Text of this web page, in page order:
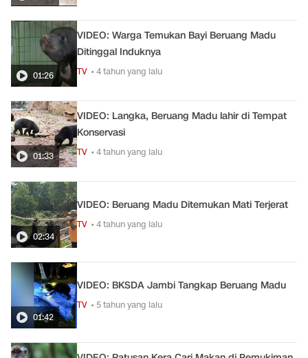
01:26
VIDEO: Warga Temukan Bayi Beruang Madu
Ditinggal Induknya
TV • 4 tahun yang lalu
01:33
VIDEO: Langka, Beruang Madu lahir di Tempat
Konservasi
TV • 4 tahun yang lalu
02:34
VIDEO: Beruang Madu Ditemukan Mati Terjerat
TV • 4 tahun yang lalu
01:42
VIDEO: BKSDA Jambi Tangkap Beruang Madu
TV • 5 tahun yang lalu